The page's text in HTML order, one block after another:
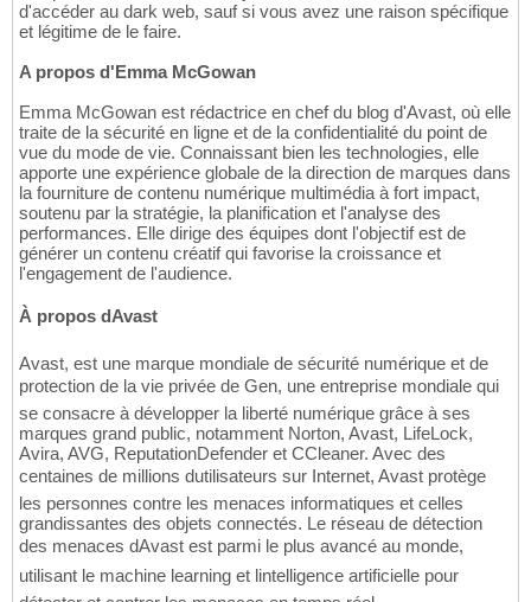
d'accéder au dark web, sauf si vous avez une raison spécifique
et légitime de le faire.
A propos d'Emma McGowan
Emma McGowan est rédactrice en chef du blog d'Avast, où elle
traite de la sécurité en ligne et de la confidentialité du point de
vue du mode de vie. Connaissant bien les technologies, elle
apporte une expérience globale de la direction de marques dans
la fourniture de contenu numérique multimédia à fort impact,
soutenu par la stratégie, la planification et l'analyse des
performances. Elle dirige des équipes dont l'objectif est de
générer un contenu créatif qui favorise la croissance et
l'engagement de l'audience.
À propos dAvast
Avast, est une marque mondiale de sécurité numérique et de
protection de la vie privée de Gen, une entreprise mondiale qui
se consacre à développer la liberté numérique grâce à ses
marques grand public, notamment Norton, Avast, LifeLock,
Avira, AVG, ReputationDefender et CCleaner. Avec des
centaines de millions dutilisateurs sur Internet, Avast protège
les personnes contre les menaces informatiques et celles
grandissantes des objets connectés. Le réseau de détection
des menaces dAvast est parmi le plus avancé au monde,
utilisant le machine learning et lintelligence artificielle pour